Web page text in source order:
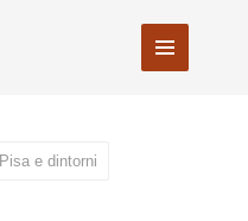
Pisa e dintorni